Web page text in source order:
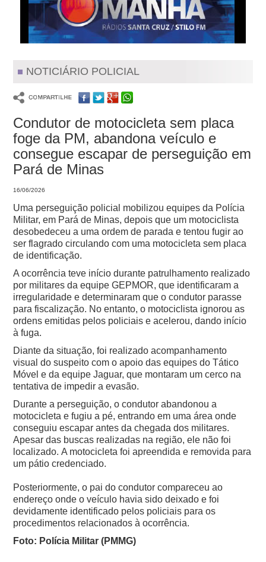
NOTICIÁRIO POLICIAL
Condutor de motocicleta sem placa
foge da PM, abandona veículo e
consegue escapar de perseguição em
Pará de Minas
16/06/2026
Uma perseguição policial mobilizou equipes da Polícia
Militar, em Pará de Minas, depois que um motociclista
desobedeceu a uma ordem de parada e tentou fugir ao
ser flagrado circulando com uma motocicleta sem placa
de identificação.
A ocorrência teve início durante patrulhamento realizado
por militares da equipe GEPMOR, que identificaram a
irregularidade e determinaram que o condutor parasse
para fiscalização. No entanto, o motociclista ignorou as
ordens emitidas pelos policiais e acelerou, dando início
à fuga.
Diante da situação, foi realizado acompanhamento
visual do suspeito com o apoio das equipes do Tático
Móvel e da equipe Jaguar, que montaram um cerco na
tentativa de impedir a evasão.
Durante a perseguição, o condutor abandonou a
motocicleta e fugiu a pé, entrando em uma área onde
conseguiu escapar antes da chegada dos militares.
Apesar das buscas realizadas na região, ele não foi
localizado.A motocicleta foi apreendida e removida para
um pátio credenciado.
Posteriormente, o pai do condutor compareceu ao
endereço onde o veículo havia sido deixado e foi
devidamente identificado pelos policiais para os
procedimentos relacionados à ocorrência.
Foto: Polícia Militar (PMMG)